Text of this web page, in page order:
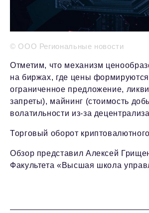
© ООО Региональные новости
Отметим, что механизм
на биржах, где цены
ограниченное предложение,
запреты), майнинг (стоимость
волатильности из-за
Торговый оборот
Обзор представил Алексей
Факультета «Высшая школа